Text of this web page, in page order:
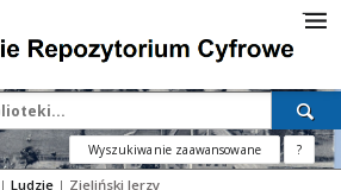
Wyszukiwanie zaawansowane ?
| Ludzie | Zieliński Jerzy